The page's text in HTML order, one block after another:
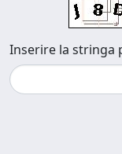
Inserire la stringa